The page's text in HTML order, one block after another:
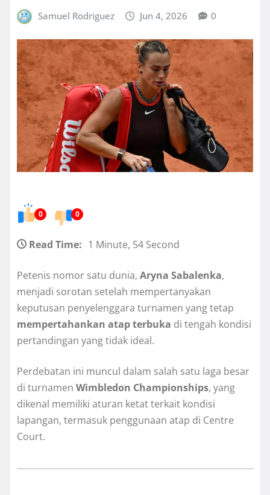
Samuel Rodriguez Jun 4, 2026 0
0 0
Read Time: 1 Minute, 54 Second
Petenis nomor satu dunia, Aryna Sabalenka,
menjadi sorotan setelah mempertanyakan
keputusan penyelenggara turnamen yang tetap
mempertahankan atap terbuka di tengah kondisi
pertandingan yang tidak ideal.
Perdebatan ini muncul dalam salah satu laga besar
di turnamen Wimbledon Championships, yang
dikenal memiliki aturan ketat terkait kondisi
lapangan, termasuk penggunaan atap di Centre
Court.